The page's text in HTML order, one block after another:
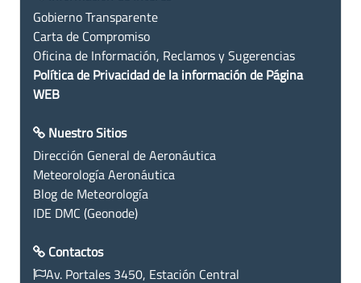
Gobierno Transparente
Carta de Compromiso
Oficina de Información, Reclamos y Sugerencias
Política de Privacidad de la información de Página
WEB
Nuestro Sitios
Dirección General de Aeronáutica
Meteorología Aeronáutica
Blog de Meteorología
IDE DMC (Geonode)
Contactos
Av. Portales 3450, Estación Central